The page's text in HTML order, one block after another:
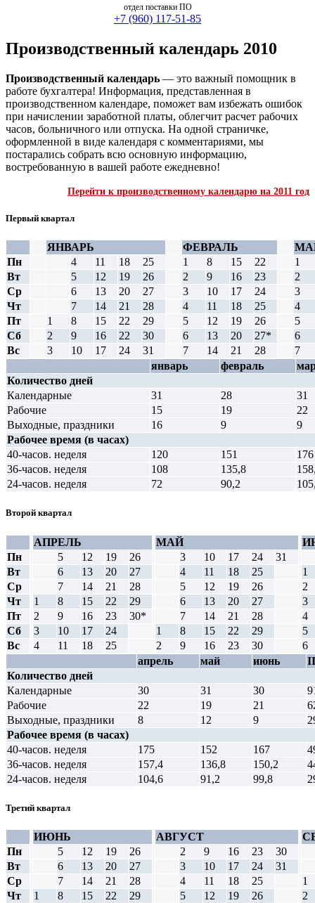
отдел поставки ПО
+7 (960) 117-51-85
Производственный календарь 2010
Производственный календарь — это важный помощник в
работе бухгалтера! Информация, представленная в
производственном календаре, поможет вам избежать ошибок
при начислении заработной платы, облегчит расчет рабочих
часов, больничного или отпуска. На одной страничке,
оформленной в виде календаря с комментариями, мы
постарались собрать всю основную информацию,
востребованную в вашей работе ежедневно!
Перейти к производственному календарю на 2011 год
Первый квартал
ЯНВАРЬ ФЕВРАЛЬ
Пн
4 11 18 25 1 8 15 22
1
Вт
5 12 19 26 2 9 16 23
2
Ср
6 13 20 27 3 10 17 24
3
Чт
7 14 21 28 4 11 18 25
4
Пт
1 8 15 22 29 5 12 19 26
5
Сб
2 9 16 22 30 6 13 20 27*
6
Вс
3 10 17 24 31 7 14 21 28
7
январь
февраль
Количество дней
Календарные
31 28
31
Рабочие
15 19
22
Выходные, праздники
16 9
9
Рабочее время (в часах)
40-часов. неделя
120 151
176
36-часов. неделя
108 135,8
24-часов. неделя
72 90,2
Второй квартал
АПРЕЛЬ МАЙ
Пн
5 12 19 26 3 10 17 24
31
Вт
6 13 20 27 4 11 18 25
1
Ср
7 14 21 28 5 12 19 26
2
Чт
1 8 15 22 29 6 13 20 27
3
Пт
2 9 16 23 30* 7 14 21 28
4
Сб
3 10 17 24 1 8 15 22 29
5
Вс
4 11 18 25 2 9 16 23 30
6
апрель
май июнь
Количество дней
Календарные
30 31 30
Рабочие
22 19 21
Выходные, праздники
8 12 9
Рабочее время (в часах)
40-часов. неделя
175 152 167
36-часов. неделя
157,4 136,8 150,2
24-часов. неделя
104,6 91,2 99,8
Третий квартал
ИЮНЬ АВГУСТ
Пн
5 12 19 26 2 9 16 23
30
Вт
6 13 20 27 3 10 17 24
31
Ср
7 14 21 28 4 11 18 25
1
Чт
1 8 15 22 29 5 12 19 26
2